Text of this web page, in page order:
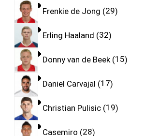
Frenkie de Jong 29
Erling Haaland 32
Donny van de Beek 15
Daniel Carvajal 17
Christian Pulisic 19
Casemiro 28